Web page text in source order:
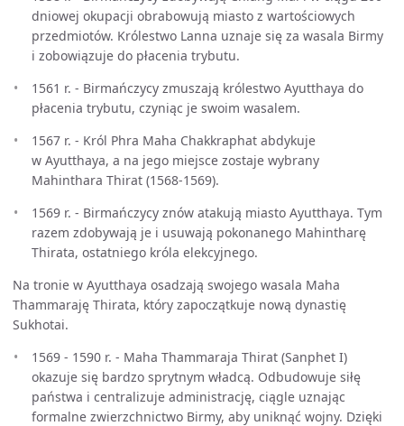
dniowej okupacji obrabowują miasto z wartościowych
przedmiotów. Królestwo Lanna uznaje się za wasala Birmy
i zobowiązuje do płacenia trybutu.
1561 r. - Birmańczycy zmuszają królestwo Ayutthaya do
płacenia trybutu, czyniąc je swoim wasalem.
1567 r. - Król Phra Maha Chakkraphat abdykuje
w Ayutthaya, a na jego miejsce zostaje wybrany
Mahinthara Thirat (1568-1569).
1569 r. - Birmańczycy znów atakują miasto Ayutthaya. Tym
razem zdobywają je i usuwają pokonanego Mahintharę
Thirata, ostatniego króla elekcyjnego.
Na tronie w Ayutthaya osadzają swojego wasala Maha
Thammaraję Thirata, który zapoczątkuje nową dynastię
Sukhotai.
1569 - 1590 r. - Maha Thammaraja Thirat (Sanphet I)
okazuje się bardzo sprytnym władcą. Odbudowuje siłę
państwa i centralizuje administrację, ciągle uznając
formalne zwierzchnictwo Birmy, aby uniknąć wojny. Dzięki